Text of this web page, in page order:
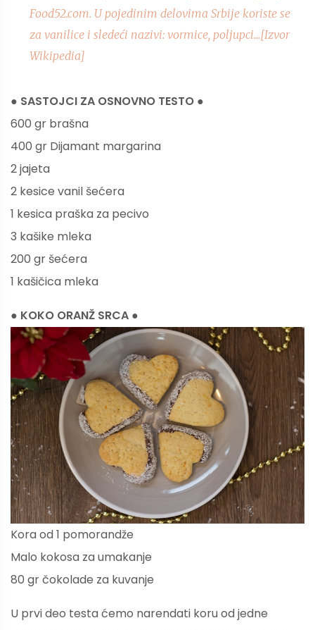
Food52.com. U pojedinim delovima Srbije koriste se
za vanilice i sledeći nazivi: vormice, poljupci...[Izvor
Wikipedia]
● SASTOJCI ZA OSNOVNO TESTO ●
600 gr brašna
400 gr Dijamant margarina
2 jajeta
2 kesice vanil šećera
1 kesica praška za pecivo
3 kašike mleka
200 gr šećera
1 kašičica mleka
● KOKO ORANŽ SRCA ●
Kora od 1 pomorandže
Malo kokosa za umakanje
80 gr čokolade za kuvanje
U prvi deo testa ćemo narendati koru od jedne